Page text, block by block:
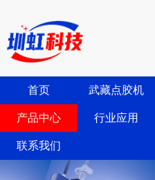
首页 武藏点胶机
产品中心 行业应用
联系我们